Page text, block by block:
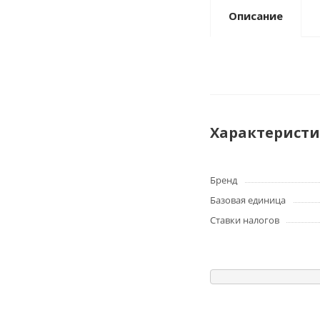
Описание
Бренд
Базовая единица
Ставки налогов